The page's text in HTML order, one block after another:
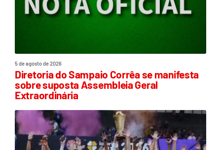
5 de agosto de 2026
Diretoria do Sampaio Corrêa se manifesta
sobre suposta Assembleia Geral
Extraordinária